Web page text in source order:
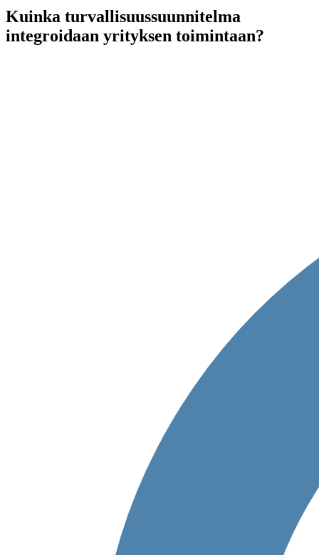
Kuinka turvallisuussuunnitelma
integroidaan yrityksen toimintaan?